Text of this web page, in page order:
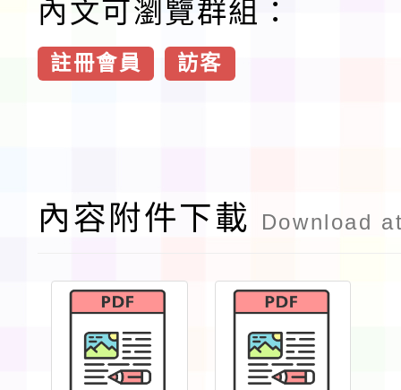
內文可瀏覽群組：
註冊會員 訪客
內容附件下載 Download